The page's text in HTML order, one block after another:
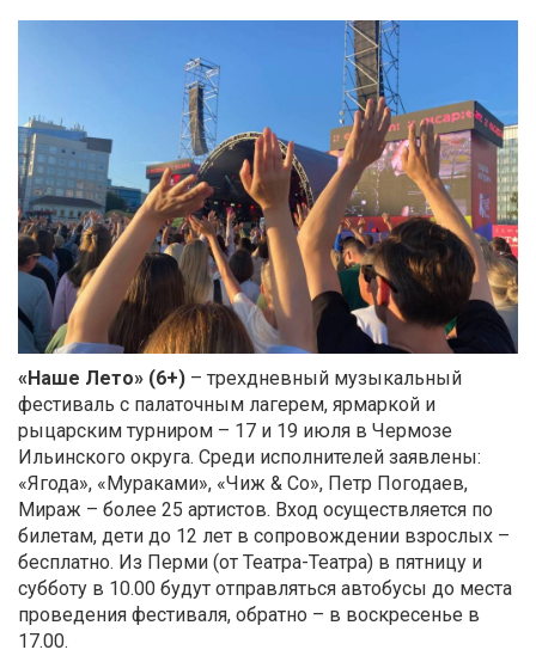
«Наше Лето» (6+) – трехдневный музыкальный
фестиваль с палаточным лагерем, ярмаркой и
рыцарским турниром – 17 и 19 июля в Чермозе
Ильинского округа. Среди исполнителей заявлены:
«Ягода», «Мураками», «Чиж & Co», Петр Погодаев,
Мираж – более 25 артистов. Вход осуществляется по
билетам, дети до 12 лет в сопровождении взрослых –
бесплатно. Из Перми (от Театра-Театра) в пятницу и
субботу в 10.00 будут отправляться автобусы до места
проведения фестиваля, обратно – в воскресенье в
17.00.